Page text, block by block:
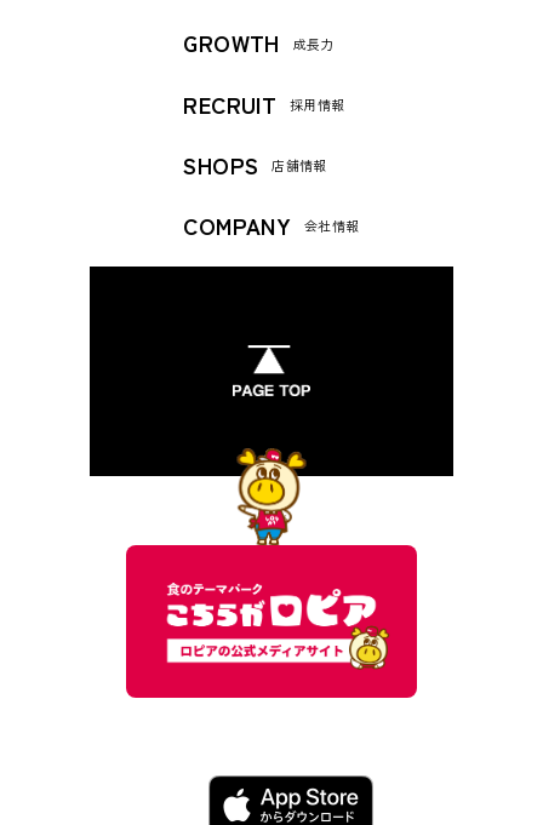
GROWTH 成長力
RECRUIT 採用情報
SHOPS 店舗情報
COMPANY 会社情報